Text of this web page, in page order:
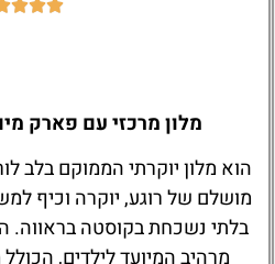
מלון מרכזי עם פארק
הוא מלון יוקרתי הממוקם בלב
מושלם של רוגע, יוקרה וכיף
בלתי נשכחת בקוסטה בראווה.